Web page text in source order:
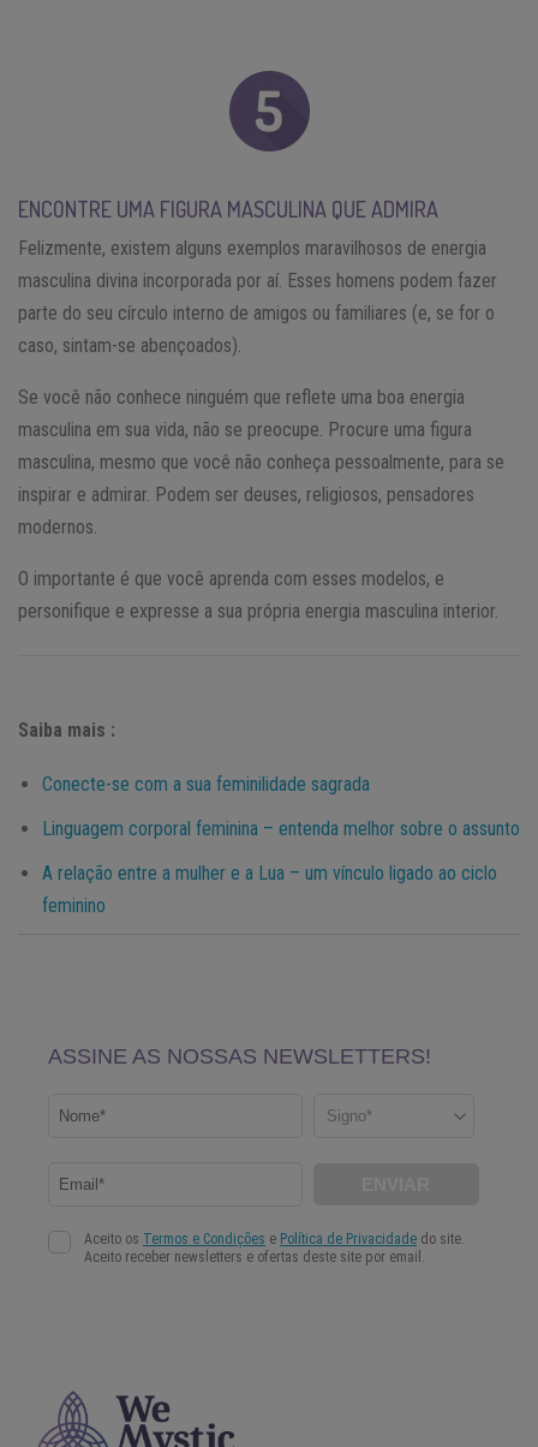
ENCONTRE UMA FIGURA MASCULINA QUE ADMIRA
Felizmente, existem alguns exemplos maravilhosos de energia
masculina divina incorporada por aí. Esses homens podem fazer
parte do seu círculo interno de amigos ou familiares (e, se for o
caso, sintam-se abençoados).
Se você não conhece ninguém que reflete uma boa energia
masculina em sua vida, não se preocupe. Procure uma figura
masculina, mesmo que você não conheça pessoalmente, para se
inspirar e admirar. Podem ser deuses, religiosos, pensadores
modernos.
O importante é que você aprenda com esses modelos, e
personifique e expresse a sua própria energia masculina interior.
Saiba mais :
Conecte-se com a sua feminilidade sagrada
Linguagem corporal feminina – entenda melhor sobre o assunto
A relação entre a mulher e a Lua – um vínculo ligado ao ciclo
feminino